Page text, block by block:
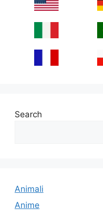
Search
Animali
Anime